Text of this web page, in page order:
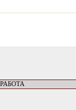
РАБОТА